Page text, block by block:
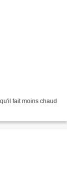
fait moins chaud